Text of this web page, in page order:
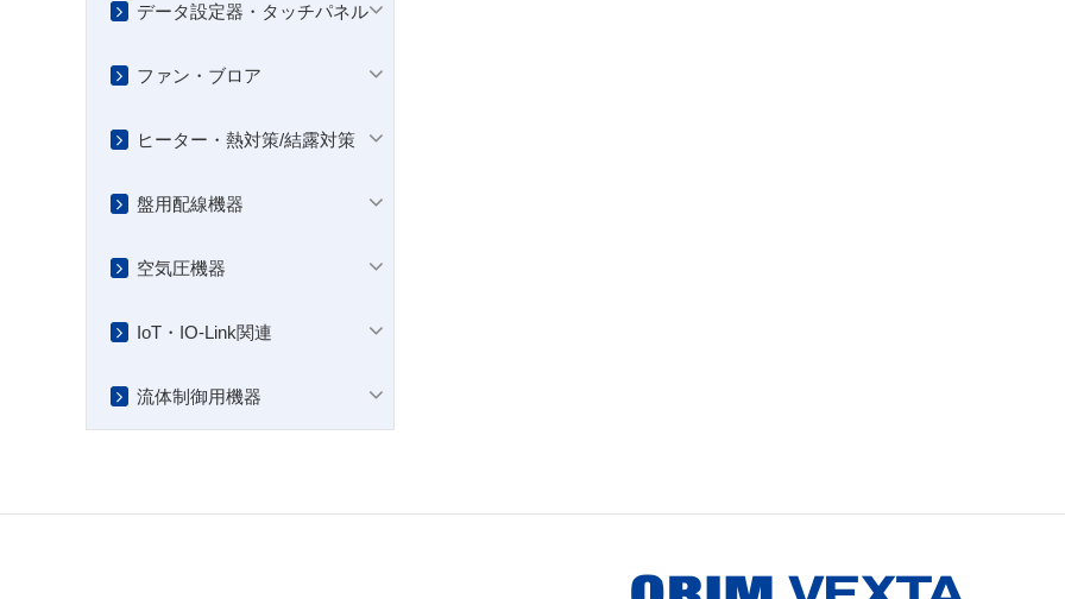
データ設定器・タッチパネル
ファン・ブロア
ヒーター・熱対策/結露対策
盤用配線機器
空気圧機器
IoT・IO-Link関連
流体制御用機器